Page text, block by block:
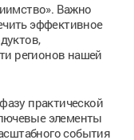
Важно
эффективное
регионов нашей
практической
элементы
события